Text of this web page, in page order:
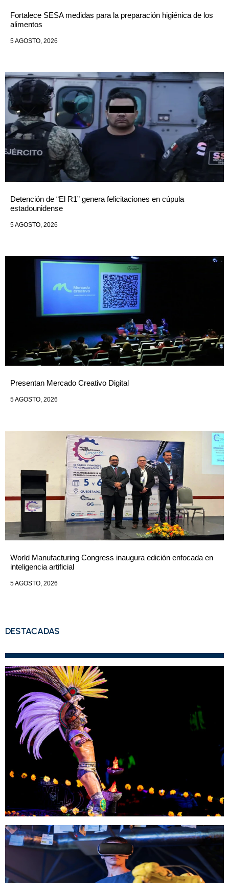
Fortalece SESA medidas para la preparación higiénica de los
alimentos
5 AGOSTO, 2026
Detención de “El R1” genera felicitaciones en cúpula
estadounidense
5 AGOSTO, 2026
Presentan Mercado Creativo Digital
5 AGOSTO, 2026
World Manufacturing Congress inaugura edición enfocada en
inteligencia artificial
5 AGOSTO, 2026
DESTACADAS